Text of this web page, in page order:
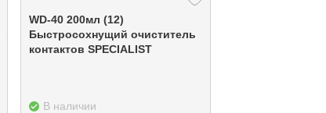
WD-40 200мл (12)
Быстросохнущий очиститель
контактов SPECIALIST
В наличии